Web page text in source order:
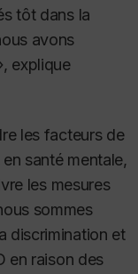
tôt dans la
avons
explique
les facteurs de
santé mentale,
les mesures
sommes
discrimination et
en raison des